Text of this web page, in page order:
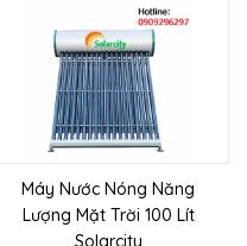
Máy Nước Nóng Năng
Lượng Mặt Trời 100 Lít
Solarcity